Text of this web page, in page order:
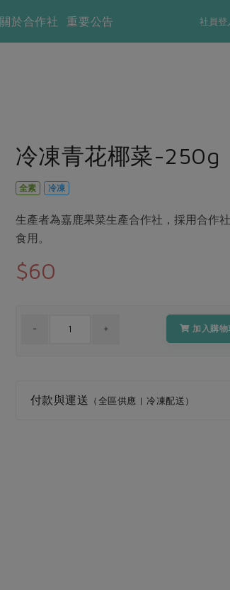
社員登
關於合作社 重要公告
冷凍青花椰菜-250g
全素 冷凍
生產者為嘉鹿果菜生產合作社，採用合作
食用。
$60
加入購物
付款與運送 （全區供應 | 冷凍配送）